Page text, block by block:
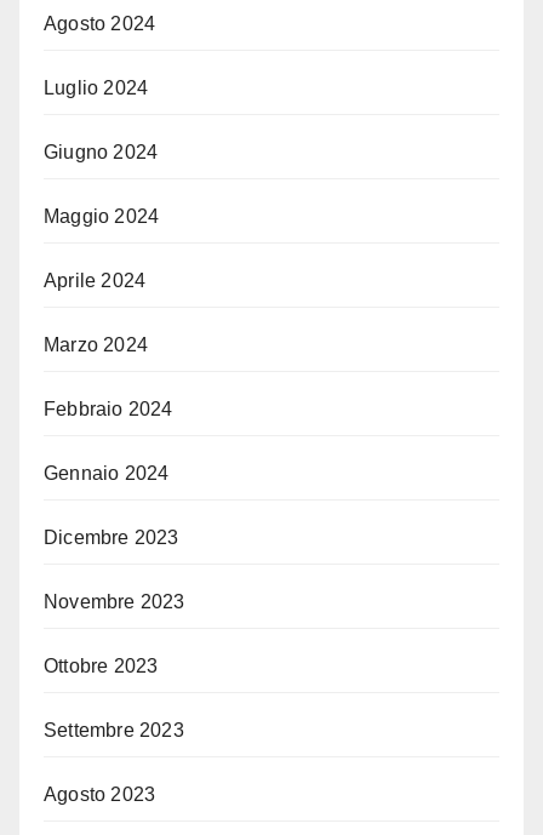
Agosto 2024
Luglio 2024
Giugno 2024
Maggio 2024
Aprile 2024
Marzo 2024
Febbraio 2024
Gennaio 2024
Dicembre 2023
Novembre 2023
Ottobre 2023
Settembre 2023
Agosto 2023